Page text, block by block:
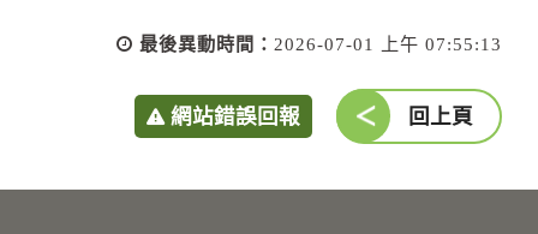
最後異動時間： 2026-07-01 上午 07:55:13
網站錯誤回報 回上頁